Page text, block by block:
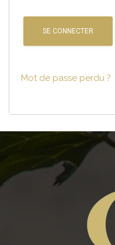
SE CONNECTER
Mot de passe perdu ?